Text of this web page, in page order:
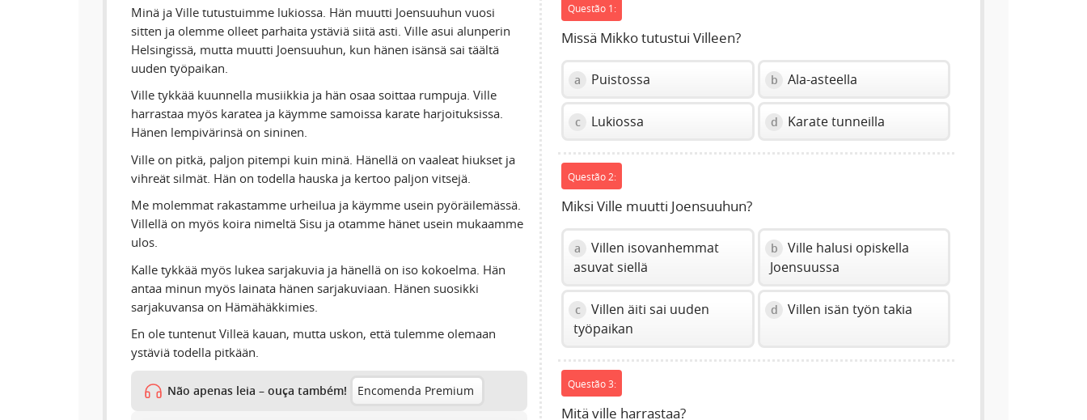
Minä ja Ville tutustuimme lukiossa. Hän muutti Joensuuhun vuosi
sitten ja olemme olleet parhaita ystäviä siitä asti. Ville asui alunperin
Helsingissä, mutta muutti Joensuuhun, kun hänen isänsä sai täältä
uuden työpaikan.
Ville tykkää kuunnella musiikkia ja hän osaa soittaa rumpuja. Ville
harrastaa myös karatea ja käymme samoissa karate harjoituksissa.
Hänen lempivärinsä on sininen.
Ville on pitkä, paljon pitempi kuin minä. Hänellä on vaaleat hiukset ja
vihreät silmät. Hän on todella hauska ja kertoo paljon vitsejä.
Me molemmat rakastamme urheilua ja käymme usein pyöräilemässä.
Villellä on myös koira nimeltä Sisu ja otamme hänet usein mukaamme
ulos.
Kalle tykkää myös lukea sarjakuvia ja hänellä on iso kokoelma. Hän
antaa minun myös lainata hänen sarjakuviaan. Hänen suosikki
sarjakuvansa on Hämähäkkimies.
En ole tuntenut Villeä kauan, mutta uskon, että tulemme olemaan
ystäviä todella pitkään.
Não apenas leia – ouça também! Encomenda Premium
Questão 1:
Missä Mikko tutustui Villeen?
a Puistossa b Ala-asteella
c Lukiossa d Karate tunneilla
Questão 2:
Miksi Ville muutti Joensuuhun?
a
Villen isovanhemmat
asuvat siellä
b
Ville halusi opiskella
Joensuussa
c
Villen äiti sai uuden
työpaikan
d Villen isän työn takia
Questão 3:
Mitä ville harrastaa?